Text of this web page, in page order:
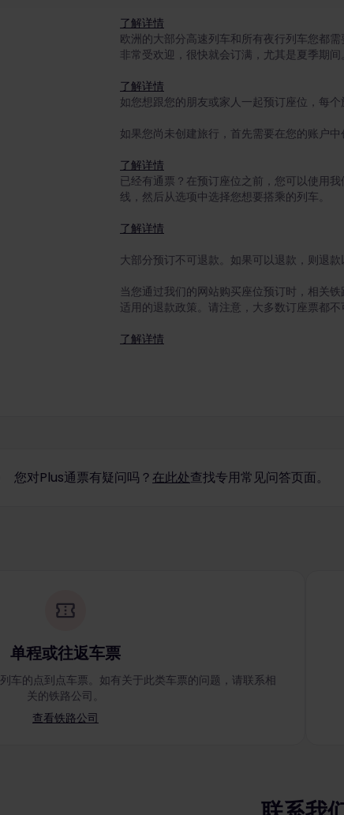
了解详情
欧洲的大部分高速列车和所有夜行列车您都
非常受欢迎，很快就会订满，尤其是夏季期间。
了解详情
如您想跟您的朋友或家人一起预订座位，每
如果您尚未创建旅行，首先需要在您的账户中
了解详情
已经有通票？在预订座位之前，您可以使用我
线，然后从选项中选择您想要搭乘的列车。
了解详情
大部分预订不可退款。如果可以退款，则退款
当您通过我们的网站购买座位预订时，相关
适用的退款政策。请注意，大多数订座票都不
了解详情
您对Plus通票有疑问吗？ 在此处查找专用常见问答页面。
单程或往返车票
车的点到点车票。如有关于此类车票的问题，请联系相
关的铁路公司。
查看铁路公司